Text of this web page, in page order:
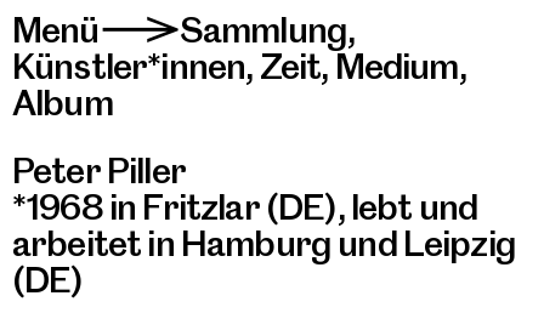
Menü>Sammlung,
Künstler*innen, Zeit, Medium,
Album
Peter Piller
*1968 in Fritzlar (DE), lebt und
arbeitet in Hamburg und Leipzig
(DE)